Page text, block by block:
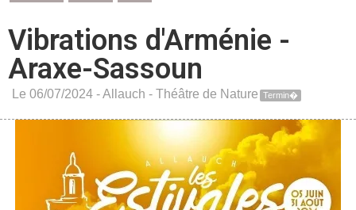
Vibrations d'Arménie -
Araxe-Sassoun
Le 06/07/2024 -Allauch - Théâtre de Nature Termin�